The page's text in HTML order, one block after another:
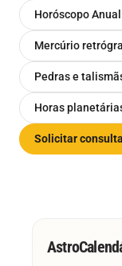
Horóscopo Anual
Mercúrio
Pedras e
Horas
Solicitar consulta